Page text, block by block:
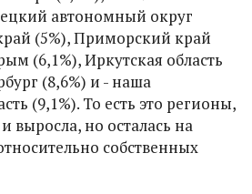
автономный округ
(5%), Приморский край
(6,1%), Иркутская область
(8,6%) и - наша
(9,1%). То есть это регионы,
выросла, но осталась на
собственных